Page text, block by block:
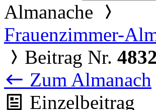
Almanache
Frauenzimmer-
Beitrag Nr.
Zum Almanach
Einzelbeitrag